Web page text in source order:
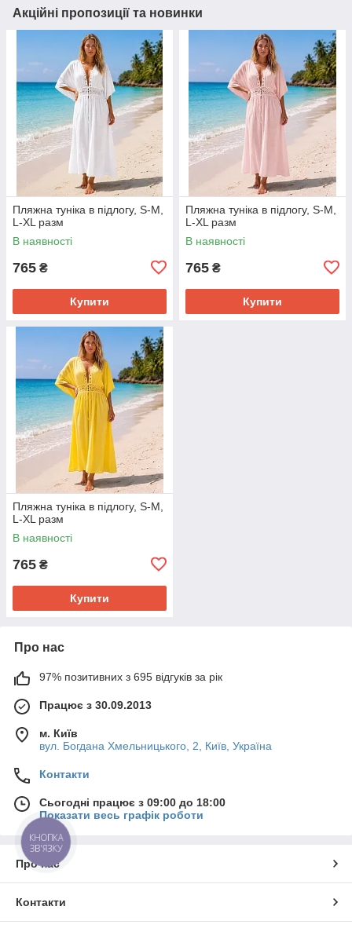
Акційні пропозиції та новинки
Пляжна туніка в підлогу, S-M,
L-XL разм
В наявності
765 ₴
Купити
Пляжна туніка в підлогу, S-M,
L-XL разм
В наявності
765 ₴
Купити
Пляжна туніка в підлогу, S-M,
L-XL разм
В наявності
765 ₴
Купити
Про нас
97% позитивних з 695 відгуків за рік
Працює з 30.09.2013
м. Київ
вул. Богдана Хмельницького, 2, Київ, Україна
Контакти
Сьогодні працює з 09:00 до 18:00
Показати весь графік роботи
Про нас
Контакти
КНОПКА
ЗВ'ЯЗКУ